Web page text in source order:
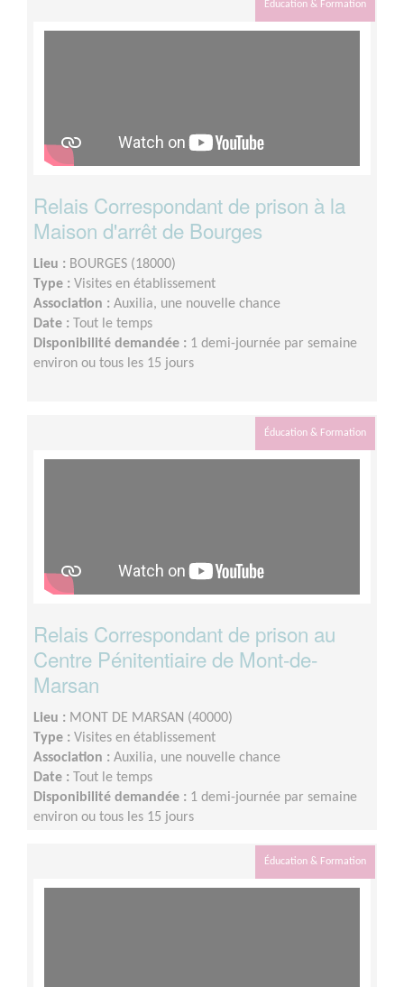
Éducation & Formation
Relais Correspondant de prison à la
Maison d'arrêt de Bourges
Lieu : BOURGES (18000)
Type : Visites en établissement
Association : Auxilia, une nouvelle chance
Date :
Tout le temps
Disponibilité demandée : 1 demi-journée par semaine
environ ou tous les 15 jours
Éducation & Formation
Relais Correspondant de prison au
Centre Pénitentiaire de Mont-de-
Marsan
Lieu : MONT DE MARSAN (40000)
Type : Visites en établissement
Association : Auxilia, une nouvelle chance
Date :
Tout le temps
Disponibilité demandée : 1 demi-journée par semaine
environ ou tous les 15 jours
Éducation & Formation